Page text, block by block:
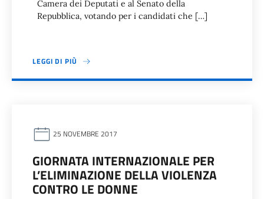
Camera dei Deputati e al Senato della
Repubblica, votando per i candidati che […]
LEGGI DI PIÙ
25 NOVEMBRE 2017
GIORNATA INTERNAZIONALE PER
L’ELIMINAZIONE DELLA VIOLENZA
CONTRO LE DONNE